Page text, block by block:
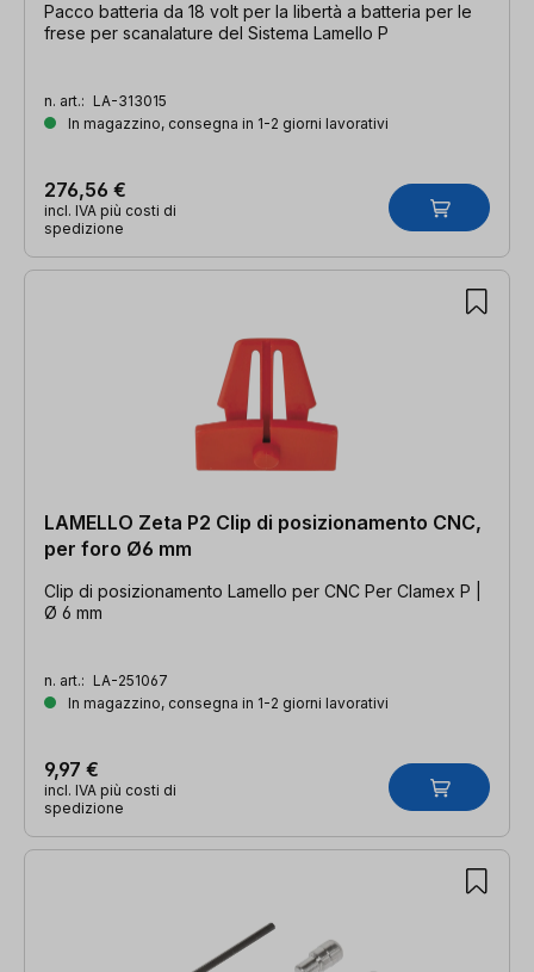
Pacco batteria da 18 volt per la libertà a batteria per le
frese per scanalature del Sistema Lamello P
n. art.: LA-313015
In magazzino, consegna in 1-2 giorni lavorativi
276,56 €
incl. IVA più costi di
spedizione
LAMELLO Zeta P2 Clip di posizionamento CNC,
per foro Ø6 mm
Clip di posizionamento Lamello per CNC Per Clamex P |
Ø 6 mm
n. art.: LA-251067
In magazzino, consegna in 1-2 giorni lavorativi
9,97 €
incl. IVA più costi di
spedizione